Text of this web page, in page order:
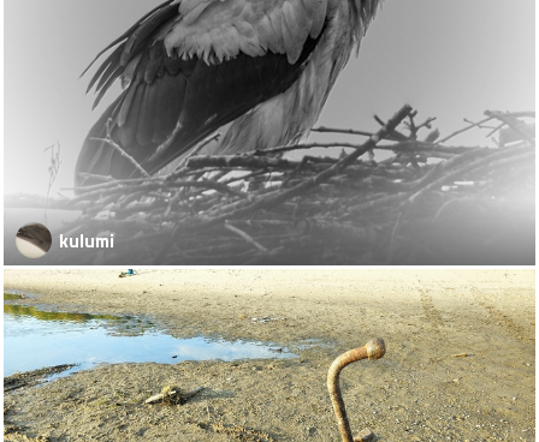
kulumi